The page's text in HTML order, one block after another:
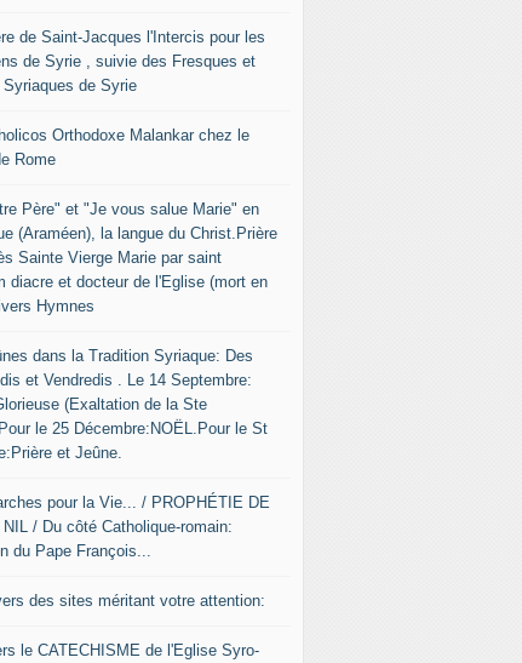
de Saint-Jacques l'Intercis pour les
de Syrie , suivie des Fresques et
Syriaques de Syrie
Orthodoxe Malankar chez le
Rome
Père" et "Je vous salue Marie" en
(Araméen), la langue du Christ.Prière
Sainte Vierge Marie par saint
diacre et docteur de l'Eglise (mort en
Hymnes
dans la Tradition Syriaque: Des
et Vendredis . Le 14 Septembre:
(Exaltation de la Ste
le 25 Décembre:NOËL.Pour le St
et Jeûne.
pour la Vie... / PROPHÉTIE DE
/ Du côté Catholique-romain:
du Pape François...
des sites méritant votre attention:
le CATECHISME de l'Eglise Syro-